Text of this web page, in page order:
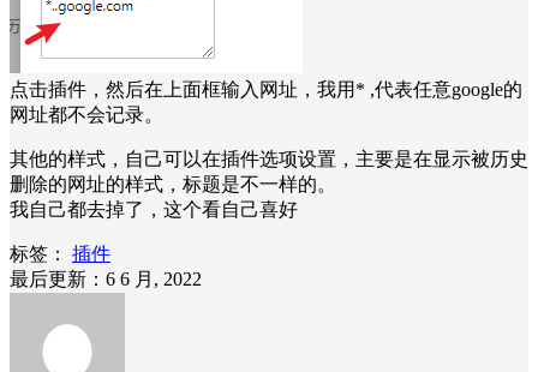
点击插件，然后在上面框输入网址，我用* ,代表任意google的
网址都不会记录。
其他的样式，自己可以在插件选项设置，主要是在显示被历史
删除的网址的样式，标题是不一样的。
我自己都去掉了，这个看自己喜好
标签：
插件
最后更新：6 6 月, 2022